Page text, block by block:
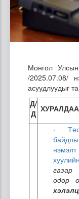
Монгол
/2025.07.08/
асуудлуудыг
Д/
Д
·
өдөр